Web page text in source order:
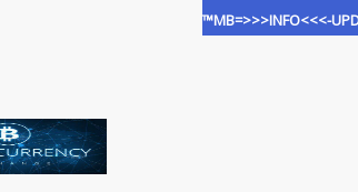
™MB=>>>INFO<<<-UPDATE-